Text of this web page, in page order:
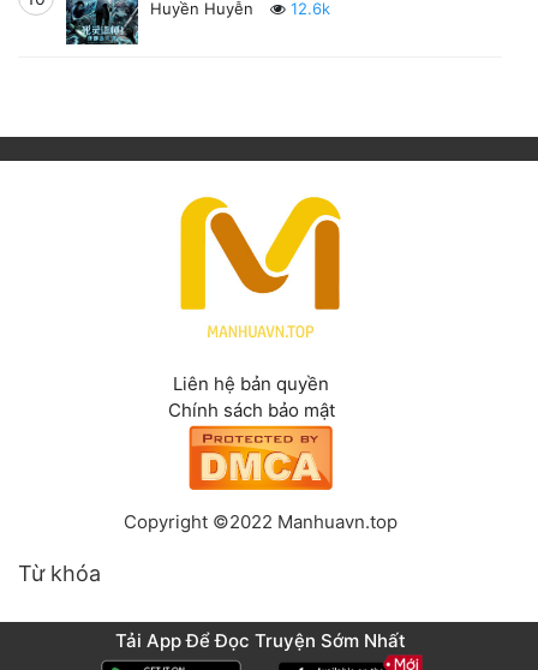
Huyền Huyễn 12.6k
Liên hệ bản quyền
Chính sách bảo mật
Copyright ©2022 Manhuavn.top
Từ khóa
Tải App Để Đọc Truyện Sớm Nhất